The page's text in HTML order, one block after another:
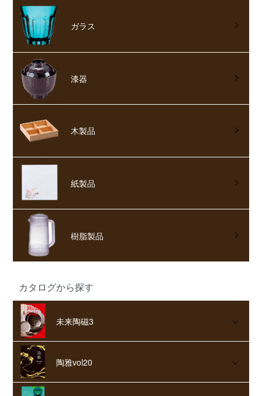
ガラス
漆器
木製品
紙製品
樹脂製品
カタログから探す
未来陶磁3
陶雅vol20